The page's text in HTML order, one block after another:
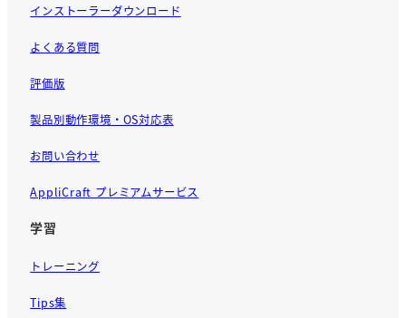
インストーラーダウンロード
よくある質問
評価版
製品別動作環境・OS対応表
お問い合わせ
AppliCraft プレミアムサービス
学習
トレーニング
Tips集